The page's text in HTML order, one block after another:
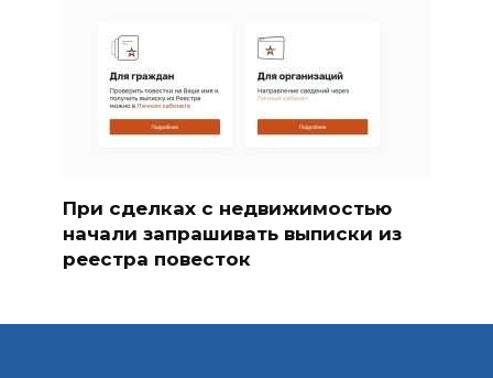
При сделках с недвижимостью
начали запрашивать выписки из
реестра повесток